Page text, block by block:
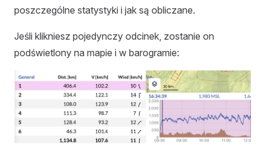
poszczególne statystyki i jak są obliczane.
Jeśli klikniesz pojedynczy odcinek, zostanie on
podświetlony na mapie i w barogramie: